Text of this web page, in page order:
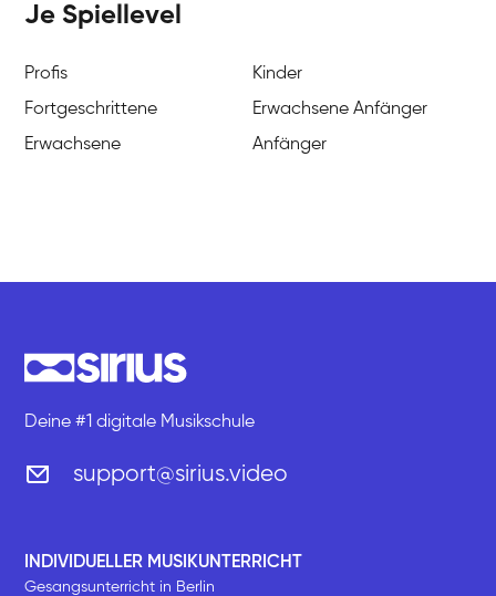
Je Spiellevel
Profis
Kinder
Fortgeschrittene
Erwachsene Anfänger
Erwachsene
Anfänger
Deine #1 digitale Musikschule
support@sirius.video
INDIVIDUELLER MUSIKUNTERRICHT
Gesangsunterricht in Berlin